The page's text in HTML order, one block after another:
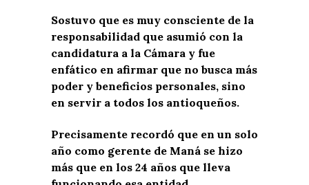
Sostuvo que es muy consciente de la
responsabilidad que asumió con la
candidatura a la Cámara y fue
enfático en afirmar que no busca más
poder y beneficios personales, sino
en servir a todos los antioqueños.
Precisamente recordó que en un solo
año como gerente de Maná se hizo
más que en los 24 años que lleva